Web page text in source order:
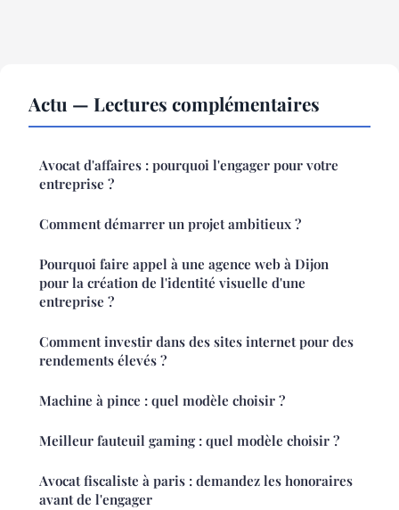
Actu — Lectures complémentaires
Avocat d'affaires : pourquoi l'engager pour votre
entreprise ?
Comment démarrer un projet ambitieux ?
Pourquoi faire appel à une agence web à Dijon
pour la création de l'identité visuelle d'une
entreprise ?
Comment investir dans des sites internet pour des
rendements élevés ?
Machine à pince : quel modèle choisir ?
Meilleur fauteuil gaming : quel modèle choisir ?
Avocat fiscaliste à paris : demandez les honoraires
avant de l'engager